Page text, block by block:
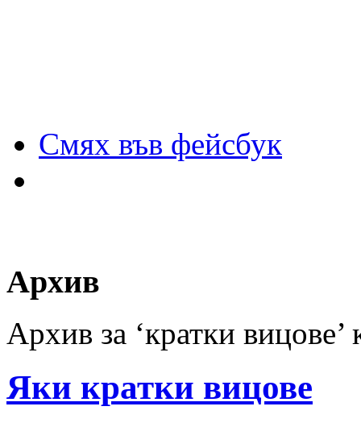
Смях във фейсбук
Архив
Архив за ‘кратки вицове’
Яки кратки вицове